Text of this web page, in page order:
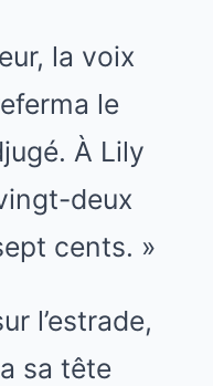
la voix
le
À Lily
deux
cents. »
l’estrade,
sa tête